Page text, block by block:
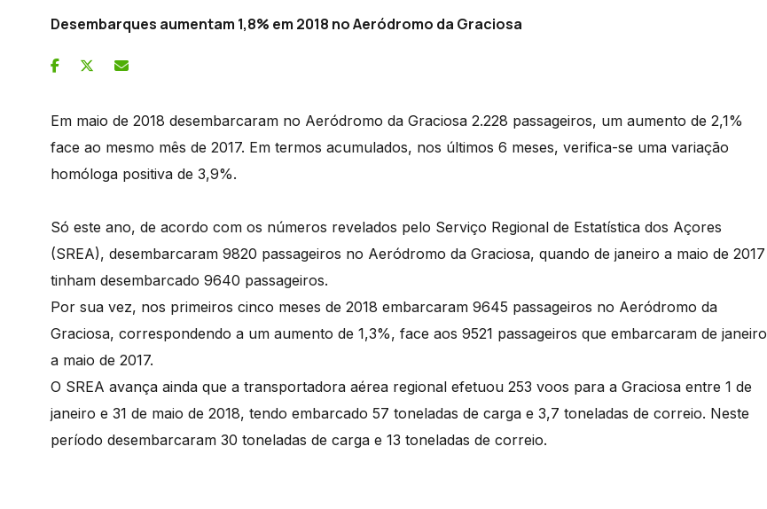
Desembarques aumentam 1,8% em 2018 no Aeródromo da Graciosa
Em maio de 2018 desembarcaram no Aeródromo da Graciosa 2.228 passageiros, um aumento de 2,1%
face ao mesmo mês de 2017. Em termos acumulados, nos últimos 6 meses, verifica-se uma variação
homóloga positiva de 3,9%.
Só este ano, de acordo com os números revelados pelo Serviço Regional de Estatística dos Açores
(SREA), desembarcaram 9820 passageiros no Aeródromo da Graciosa, quando de janeiro a maio de 2017
tinham desembarcado 9640 passageiros.
Por sua vez, nos primeiros cinco meses de 2018 embarcaram 9645 passageiros no Aeródromo da
Graciosa, correspondendo a um aumento de 1,3%, face aos 9521 passageiros que embarcaram de janeiro
a maio de 2017.
O SREA avança ainda que a transportadora aérea regional efetuou 253 voos para a Graciosa entre 1 de
janeiro e 31 de maio de 2018, tendo embarcado 57 toneladas de carga e 3,7 toneladas de correio. Neste
período desembarcaram 30 toneladas de carga e 13 toneladas de correio.